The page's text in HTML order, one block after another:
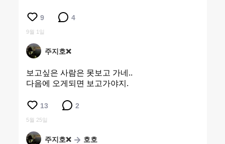
9 4
9월 1일
주지호❌
보고싶은 사람은 못보고 가네..
다음에 오게되면 보고가야지.
13 2
5월 25일
주지호❌ 호호